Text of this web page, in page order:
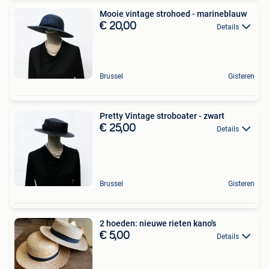
Mooie vintage strohoed - marineblauw
€ 20,00 Details
Brussel Gisteren
Pretty Vintage stroboater - zwart
€ 25,00 Details
Brussel Gisteren
2 hoeden: nieuwe rieten kano's
€ 5,00 Details